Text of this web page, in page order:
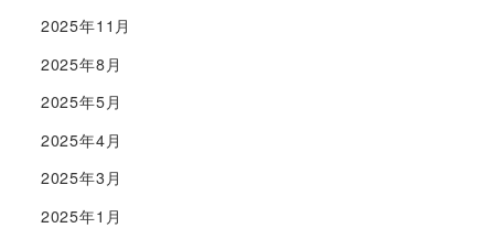
2025年11月
2025年8月
2025年5月
2025年4月
2025年3月
2025年1月